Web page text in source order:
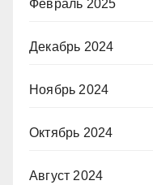
Февраль 2025
Декабрь 2024
Ноябрь 2024
Октябрь 2024
Август 2024